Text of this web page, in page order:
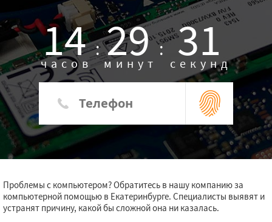
14 :
часов 29 :
минут 30
секунд
Проблемы с компьютером? Обратитесь в нашу компанию за
компьютерной помощью в Екатеринбурге. Специалисты выявят и
устранят причину, какой бы сложной она ни казалась.